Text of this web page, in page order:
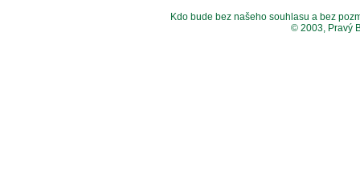
Kdo bude bez našeho souhlasu a bez
© 2003, Pravý